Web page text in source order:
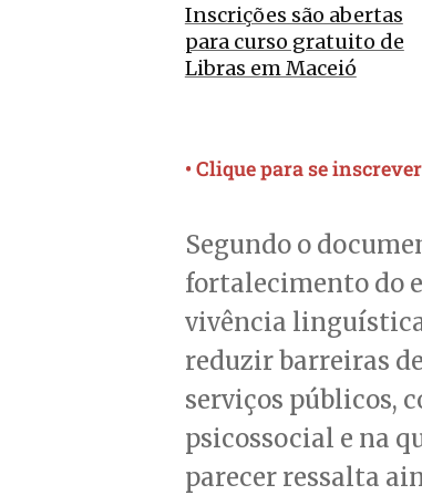
Inscrições são abertas
para curso gratuito de
Libras em Maceió
• Clique para se
Segundo o
fortalecimento do
vivência
reduzir barreiras
serviços públicos,
psicossocial e na
parecer ressalta